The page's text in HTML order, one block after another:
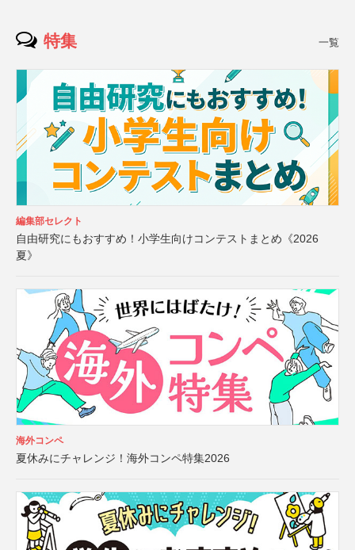
特集 一覧
編集部セレクト
自由研究にもおすすめ！小学生向けコンテストまとめ《2026
夏》
海外コンペ
夏休みにチャレンジ！海外コンペ特集2026